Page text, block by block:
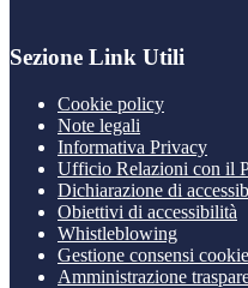
Sezione Link Utili
Cookie policy
Note legali
Informativa Privacy
Ufficio Relazioni con il
Dichiarazione di
Obiettivi di accessibilità
Whistleblowing
Gestione consensi cookie
Amministrazione